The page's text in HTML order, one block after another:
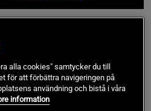
funktion, stil och hållbarhet!
alla cookies" samtycker du till
för att förbättra navigeringen på
användning och bistå i våra
information